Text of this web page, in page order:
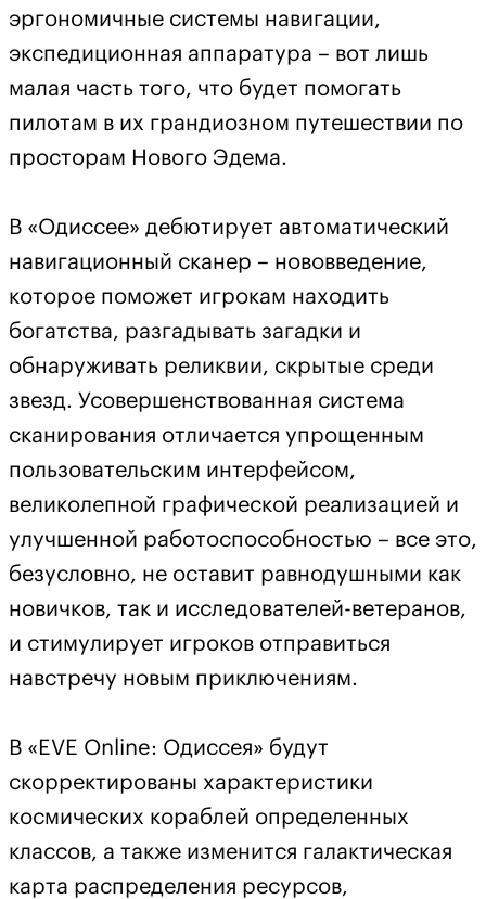
эргономичные системы навигации,
экспедиционная аппаратура – вот лишь
малая часть того, что будет помогать
пилотам в их грандиозном путешествии по
просторам Нового Эдема.
В «Одиссее» дебютирует автоматический
навигационный сканер – нововведение,
которое поможет игрокам находить
богатства, разгадывать загадки и
обнаруживать реликвии, скрытые среди
звезд. Усовершенствованная система
сканирования отличается упрощенным
пользовательским интерфейсом,
великолепной графической реализацией и
улучшенной работоспособностью – все это,
безусловно, не оставит равнодушными как
новичков, так и исследователей-ветеранов,
и стимулирует игроков отправиться
навстречу новым приключениям.
В «EVE Online: Одиссея» будут
скорректированы характеристики
космических кораблей определенных
классов, а также изменится галактическая
карта распределения ресурсов,